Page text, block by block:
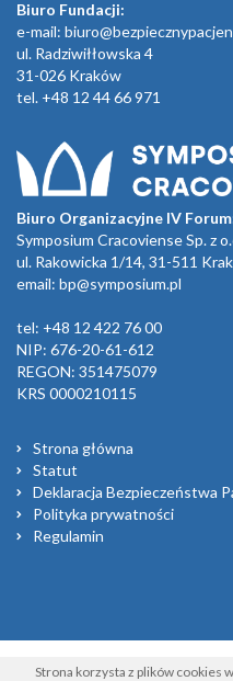
Strona korzysta z plików cookies
Biuro Fundacji:
e-mail:
ul. Radziwiłłowska 4
31-026 Kraków
tel. +48 12 44 66 971
Biuro Organizacyjne IV
Symposium Cracoviense Sp. z
ul. Rakowicka 1/14, 31-511
email: bp@symposium.pl
tel: +48 12 422 76 00
NIP: 676-20-61-612
REGON: 351475079
KRS 0000210115
Strona główna
Statut
Deklaracja Bezpieczeństwa
Polityka prywatności
Regulamin